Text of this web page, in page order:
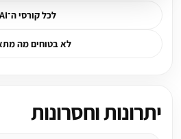
לכל קורסי ה־AI
לא בטוחים מה
יתרונות וחסרונות